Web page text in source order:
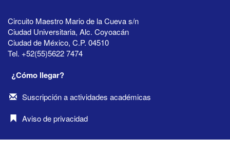
Circuito Maestro Mario de la Cueva s/n
Ciudad Universitaria, Alc. Coyoacán
Ciudad de México, C.P. 04510
Tel. +52(55)5622 7474
¿Cómo llegar?
Suscripción a actividades académicas
Aviso de privacidad